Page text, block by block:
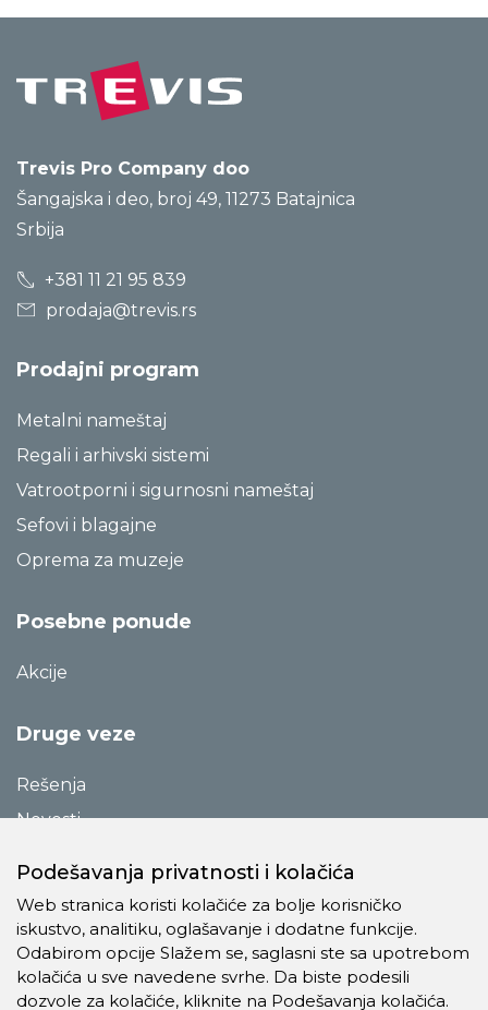
Trevis Pro Company doo
Šangajska i deo, broj 49, 11273 Batajnica
Srbija
+381 11 21 95 839
prodaja@trevis.rs
Prodajni program
Metalni nameštaj
Regali i arhivski sistemi
Vatrootporni i sigurnosni nameštaj
Sefovi i blagajne
Oprema za muzeje
Posebne ponude
Akcije
Druge veze
Rešenja
Novosti
O preduzeću
Kontakt
Pravila o privatnosti
Podešavanja privatnosti i kolačića
Web stranica koristi kolačiće za bolje korisničko
iskustvo, analitiku, oglašavanje i dodatne funkcije.
Odabirom opcije Slažem se, saglasni ste sa upotrebom
kolačića u sve navedene svrhe. Da biste podesili
dozvole za kolačiće, kliknite na Podešavanja kolačića.